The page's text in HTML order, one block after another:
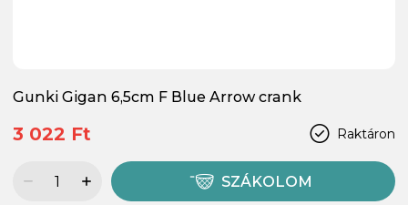
Gunki Gigan 6,5cm F Blue Arrow crank
Raktáron
3 022 Ft
SZÁKOLOM